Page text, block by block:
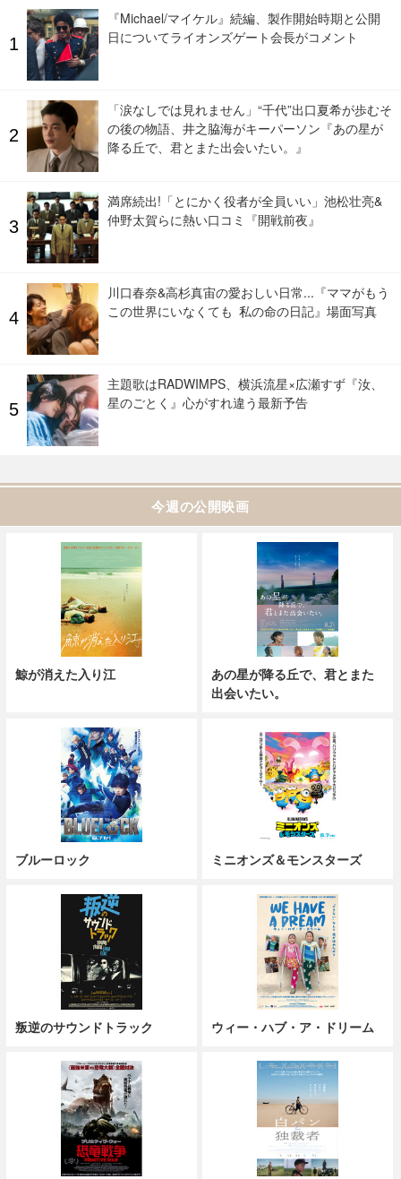
『Michael/マイケル』続編、製作開始時期と公開
日についてライオンズゲート会長がコメント
「涙なしでは見れません」“千代”出口夏希が歩むそ
の後の物語、井之脇海がキーパーソン『あの星が
降る丘で、君とまた出会いたい。』
満席続出!「とにかく役者が全員いい」池松壮亮&
仲野太賀らに熱い口コミ『開戦前夜』
川口春奈&高杉真宙の愛おしい日常...『ママがもう
この世界にいなくても 私の命の日記』場面写真
主題歌はRADWIMPS、横浜流星×広瀬すず『汝、
星のごとく』心がすれ違う最新予告
今週の公開映画
鯨が消えた入り江
あの星が降る丘で、君とまた
出会いたい。
ブルーロック ミニオンズ＆モンスターズ
叛逆のサウンドトラック ウィー・ハブ・ア・ドリーム